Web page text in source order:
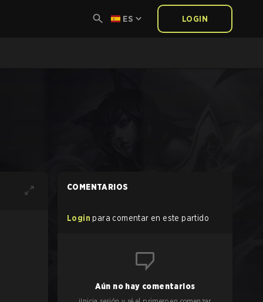
ES LOGIN
COMENTARIOS
Login para comentar en este partido
Aún no hay comentarios